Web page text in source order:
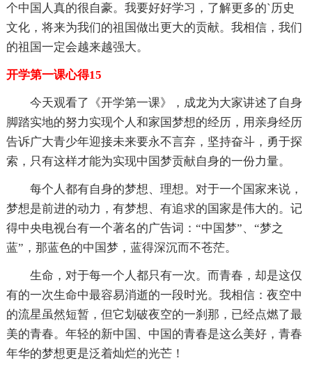
个中国人真的很自豪。我要好好学习，了解更多的`历史
文化，将来为我们的祖国做出更大的贡献。我相信，我们
的祖国一定会越来越强大。
开学第一课心得15
今天观看了《开学第一课》，成龙为大家讲述了自身
脚踏实地的努力实现个人和家国梦想的经历，用亲身经历
告诉广大青少年迎接未来要永不言弃，坚持奋斗，勇于探
索，只有这样才能为实现中国梦贡献自身的一份力量。
每个人都有自身的梦想、理想。对于一个国家来说，
梦想是前进的动力，有梦想、有追求的国家是伟大的。记
得中央电视台有一个著名的广告词：“中国梦”、“梦之
蓝”，那蓝色的中国梦，蓝得深沉而不苍茫。
生命，对于每一个人都只有一次。而青春，却是这仅
有的一次生命中最容易消逝的一段时光。我相信：夜空中
的流星虽然短暂，但它划破夜空的一刹那，已经点燃了最
美的青春。年轻的新中国、中国的青春是这么美好，青春
年华的梦想更是泛着灿烂的光芒！